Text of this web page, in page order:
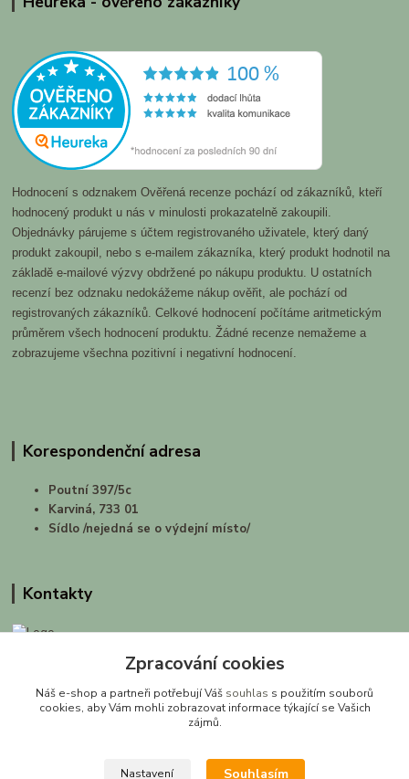
Hodnocení s odznakem Ověřená recenze pochází od zákazníků, kteří
hodnocený produkt u nás v minulosti prokazatelně zakoupili.
Objednávky párujeme s účtem registrovaného uživatele, který daný
produkt zakoupil, nebo s e-mailem zákazníka, který produkt hodnotil na
základě e-mailové výzvy obdržené po nákupu produktu. U ostatních
recenzí bez odznaku nedokážeme nákup ověřit, ale pochází od
registrovaných zákazníků. Celkové hodnocení počítáme aritmetickým
průměrem všech hodnocení produktu. Žádné recenze nemažeme a
zobrazujeme všechna pozitivní i negativní hodnocení.
Korespondenční adresa
Poutní 397/5c
Karviná, 733 01
Sídlo /nejedná se o výdejní místo/
Kontakty
Gabriela Pawlasová Koppová
Zpracování cookies
Náš e-shop a partneři potřebují Váš souhlas s použitím souborů
cookies, aby Vám mohli zobrazovat informace týkající se Vašich
zájmů.
Nastavení Souhlasím